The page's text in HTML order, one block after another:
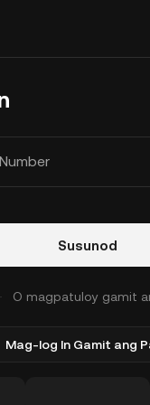
Susunod
O magpatuloy gamit
Mag-log In Gamit ang